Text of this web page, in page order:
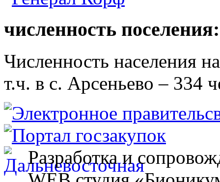
численность поселения:
Численность населения
т.ч. в с. Арсеньево – 334
Разработка и